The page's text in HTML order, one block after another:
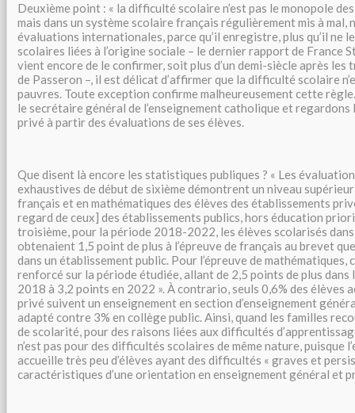
Deuxième point : « la difficulté scolaire n’est pas le monopole
mais dans un système scolaire français régulièrement mis à mal,
évaluations internationales, parce qu’il enregistre, plus qu’il ne
scolaires liées à l’origine sociale – le dernier rapport de France
vient encore de le confirmer, soit plus d’un demi-siècle après les
de Passeron –, il est délicat d’affirmer que la difficulté scolaire
pauvres. Toute exception confirme malheureusement cette
le secrétaire général de l’enseignement catholique et regardons
privé à partir des évaluations de ses élèves.
Que disent là encore les statistiques publiques ? « Les
exhaustives de début de sixième démontrent un niveau
français et en mathématiques des élèves des établissements
regard de ceux] des établissements publics, hors éducation
troisième, pour la période 2018-2022, les élèves scolarisés
obtenaient 1,5 point de plus à l’épreuve de français au brevet
dans un établissement public. Pour l’épreuve de mathématiques,
renforcé sur la période étudiée, allant de 2,5 points de plus
2018 à 3,2 points en 2022 ». À contrario, seuls 0,6% des élèves
privé suivent un enseignement en section d’enseignement
adapté contre 3% en collège public. Ainsi, quand les familles
de scolarité, pour des raisons liées aux difficultés
n’est pas pour des difficultés scolaires de même nature, puisque
accueille très peu d’élèves ayant des difficultés « graves et
caractéristiques d’une orientation en enseignement général et